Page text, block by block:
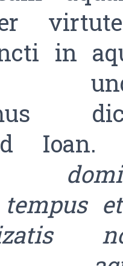
in
Ioan.